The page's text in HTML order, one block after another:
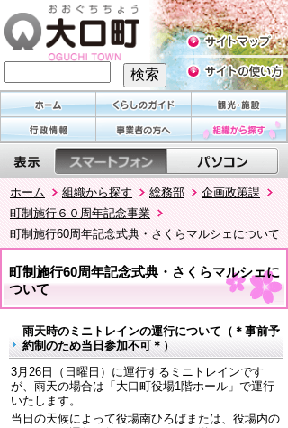
ホーム 組織から探す 総務部
企画政策課
町制施行６０周年記念事業
町制施行60周年記念式典・さくらマルシェについて
町制施行60周年記念式典・さくらマルシェに
ついて
雨天時のミニトレインの運行について（＊事前予
約制のため当日参加不可＊）
3月26日（日曜日）に運行するミニトレインです
が、雨天の場合は「大口町役場1階ホール」で運行
いたします。
当日の天候によって役場南ひろばまたは、役場内の